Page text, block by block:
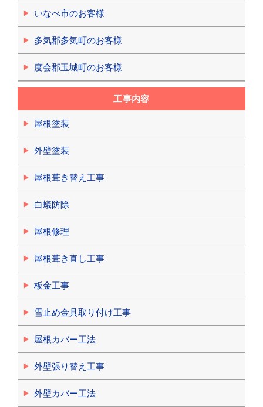
いなべ市のお客様
多気郡多気町のお客様
度会郡玉城町のお客様
工事内容
屋根塗装
外壁塗装
屋根葺き替え工事
白蟻防除
屋根修理
屋根葺き直し工事
板金工事
雪止め金具取り付け工事
屋根カバー工法
外壁張り替え工事
外壁カバー工法